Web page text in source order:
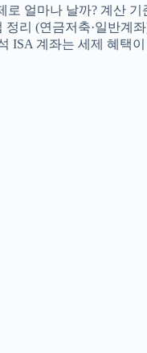
로 얼마나 날까? 계산
정리 (연금저축·일반계
ISA 계좌는 세제 혜택